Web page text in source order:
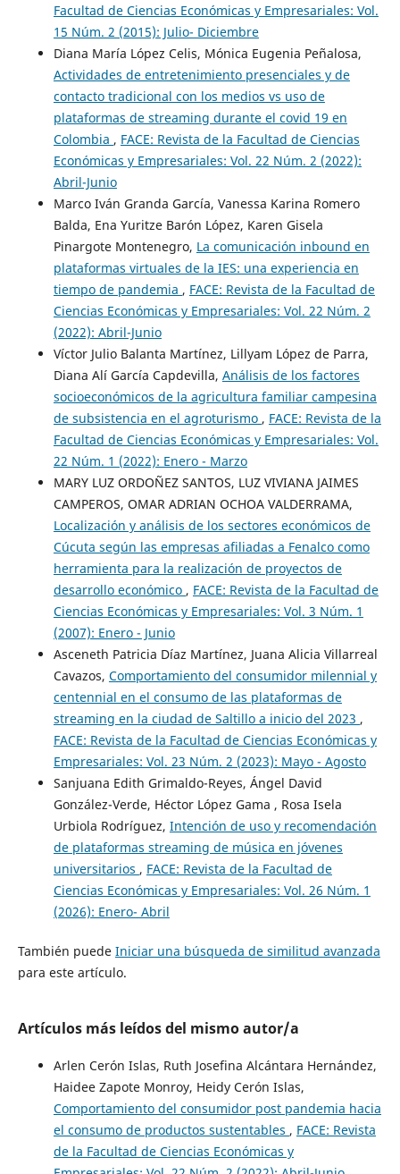
Facultad de Ciencias Económicas y Empresariales: Vol.
15 Núm. 2 (2015): Julio- Diciembre
Diana María López Celis, Mónica Eugenia Peñalosa,
Actividades de entretenimiento presenciales y de
contacto tradicional con los medios vs uso de
plataformas de streaming durante el covid 19 en
Colombia , FACE: Revista de la Facultad de Ciencias
Económicas y Empresariales: Vol. 22 Núm. 2 (2022):
Abril-Junio
Marco Iván Granda García, Vanessa Karina Romero
Balda, Ena Yuritze Barón López, Karen Gisela
Pinargote Montenegro, La comunicación inbound en
plataformas virtuales de la IES: una experiencia en
tiempo de pandemia , FACE: Revista de la Facultad de
Ciencias Económicas y Empresariales: Vol. 22 Núm. 2
(2022): Abril-Junio
Víctor Julio Balanta Martínez, Lillyam López de Parra,
Diana Alí García Capdevilla, Análisis de los factores
socioeconómicos de la agricultura familiar campesina
de subsistencia en el agroturismo , FACE: Revista de la
Facultad de Ciencias Económicas y Empresariales: Vol.
22 Núm. 1 (2022): Enero - Marzo
MARY LUZ ORDOÑEZ SANTOS, LUZ VIVIANA JAIMES
CAMPEROS, OMAR ADRIAN OCHOA VALDERRAMA,
Localización y análisis de los sectores económicos de
Cúcuta según las empresas afiliadas a Fenalco como
herramienta para la realización de proyectos de
desarrollo económico , FACE: Revista de la Facultad de
Ciencias Económicas y Empresariales: Vol. 3 Núm. 1
(2007): Enero - Junio
Asceneth Patricia Díaz Martínez, Juana Alicia Villarreal
Cavazos, Comportamiento del consumidor milennial y
centennial en el consumo de las plataformas de
streaming en la ciudad de Saltillo a inicio del 2023 ,
FACE: Revista de la Facultad de Ciencias Económicas y
Empresariales: Vol. 23 Núm. 2 (2023): Mayo - Agosto
Sanjuana Edith Grimaldo-Reyes, Ángel David
González-Verde, Héctor López Gama , Rosa Isela
Urbiola Rodríguez, Intención de uso y recomendación
de plataformas streaming de música en jóvenes
universitarios , FACE: Revista de la Facultad de
Ciencias Económicas y Empresariales: Vol. 26 Núm. 1
(2026): Enero- Abril
También puede Iniciar una búsqueda de similitud avanzada
para este artículo.
Artículos más leídos del mismo autor/a
Arlen Cerón Islas, Ruth Josefina Alcántara Hernández,
Haidee Zapote Monroy, Heidy Cerón Islas,
Comportamiento del consumidor post pandemia hacia
el consumo de productos sustentables , FACE: Revista
de la Facultad de Ciencias Económicas y